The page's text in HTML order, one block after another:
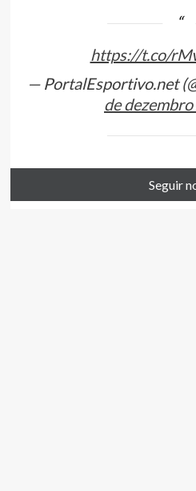
https://t.co/
— PortalEsportivo.net
de
Seguir